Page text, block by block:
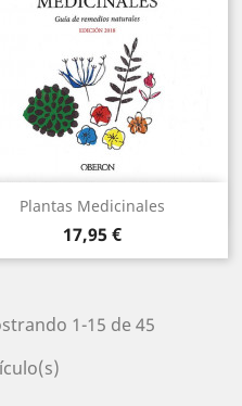
Plantas Medicinales
Precio
17,95 €
Vista rápida
1-15 de 45